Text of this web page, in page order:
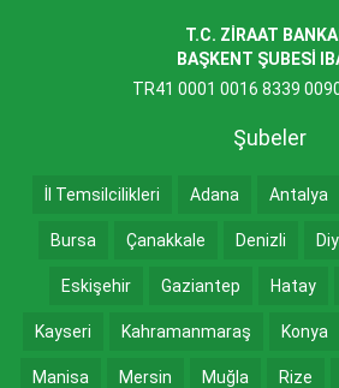
T.C. ZİRAAT
BAŞKENT ŞUBESİ
TR41 0001 0016 8339
Şubeler
İl Temsilcilikleri Adana Antalya
Bursa Çanakkale Denizli
Eskişehir Gaziantep Hatay
Kayseri Kahramanmaraş Konya
Manisa Mersin Muğla Rize